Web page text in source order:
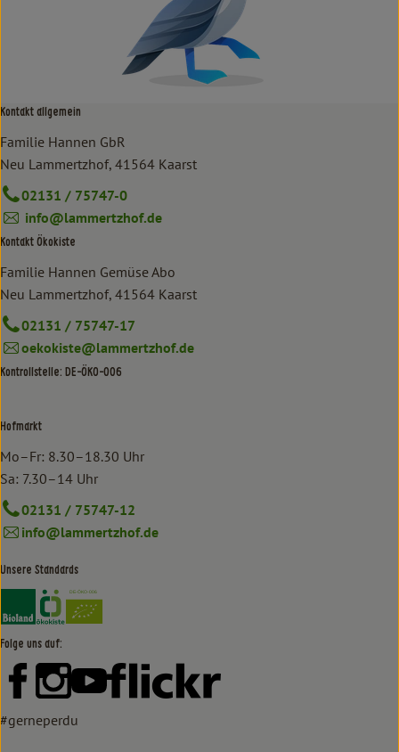
Kontakt allgemein
Familie Hannen GbR
Neu Lammertzhof, 41564 Kaarst
02131 / 75747-0
info@lammertzhof.de
Kontakt Ökokiste
Familie Hannen Gemüse Abo
Neu Lammertzhof, 41564 Kaarst
02131 / 75747-17
oekokiste@lammertzhof.de
Kontrollstelle: DE-ÖKO-006
Hofmarkt
Mo–Fr: 8.30–18.30 Uhr
Sa: 7.30–14 Uhr
02131 / 75747-12
info@lammertzhof.de
Unsere Standards
Externer Link zu https://www.bioland.de/verbraucher
Externer Link zu https://www.oekokiste.de/
Folge uns auf:
Externer Link zu https://www.facebook.com/lammertzhof/
Externer Link zu https://www.instagram.com/
Externer Link zu https://www.youtube.com/
Externer Link zu https://
#gerneperdu